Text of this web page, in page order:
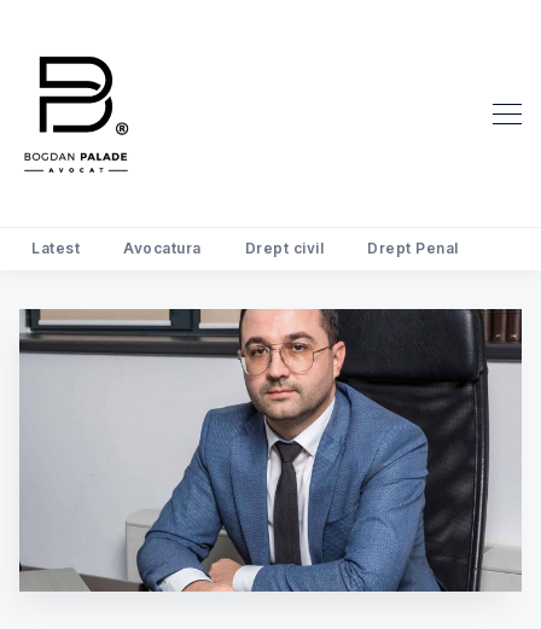
Latest Avocatura Drept civil Drept Penal